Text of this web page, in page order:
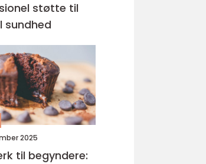
støtte til
sundhed
2025
til begyndere: